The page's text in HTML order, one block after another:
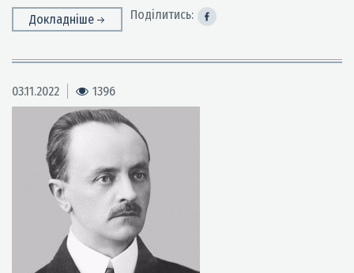
Докладніше
Поділитись:
03.11.2022 1396